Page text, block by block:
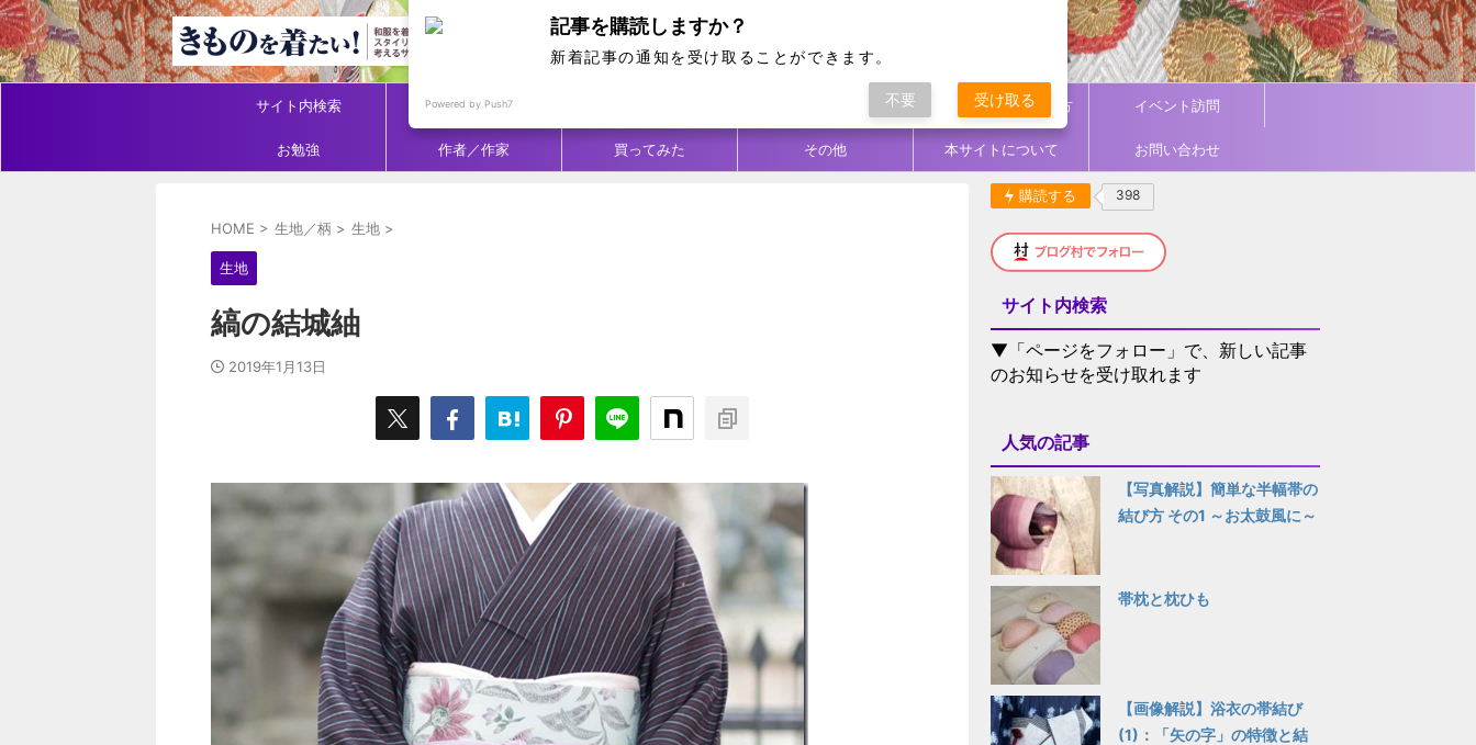
サイト内検索 アイテム別 コーディネート／着方 イベント訪問
お勉強 作者／作家 買ってみた その他 本サイトについて お問い合わせ
HOME > 生地／柄 > 生地 >
生地
縞の結城紬
2019年1月13日
購読する 398
サイト内検索
▼「ページをフォロー」で、新しい記事
のお知らせを受け取れます
人気の記事
【写真解説】簡単な半幅帯の
結び方 その1 ～お太鼓風に～
帯枕と枕ひも
【画像解説】浴衣の帯結び
(1)：「矢の字」の特徴と結
記事を購読しますか？
新着記事の通知を受け取ることができます。
Powered by Push7 不要 受け取る